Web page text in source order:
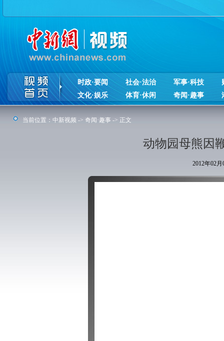
时政·要闻 社会·法治 军事·科技
文化·娱乐
体育·休闲 奇闻·趣事
当前位置： 中新视频 -> 奇闻·趣事 -> 正文
动物园母熊因
2012年02